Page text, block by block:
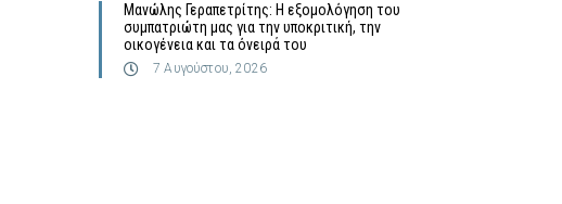
Μανώλης Γεραπετρίτης: Η εξομολόγηση του
συμπατριώτη μας για την υποκριτική, την
οικογένεια και τα όνειρά του
7 Αυγούστου, 2026